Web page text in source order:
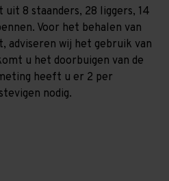
uit 8 staanders, 28 liggers, 14
Voor het behalen van
adviseren wij het gebruik van
u het doorbuigen van de
heeft u er 2 per
nodig.